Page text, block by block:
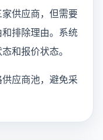
供应商，但需要
排除理由。系统
和报价状态。
应商池，避免采